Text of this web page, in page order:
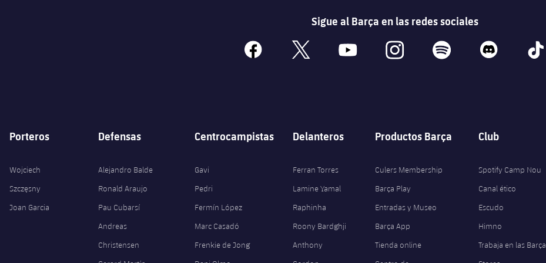
Sigue al Barça en las redes sociales
facebook x youtube instagram spotify discord tiktok
Porteros
Wojciech
Szczęsny
Joan Garcia
Defensas
Alejandro Balde
Ronald Araujo
Pau Cubarsí
Andreas
Christensen
Centrocampistas
Gavi
Pedri
Fermín López
Marc Casadó
Frenkie de Jong
Delanteros
Ferran Torres
Lamine Yamal
Raphinha
Roony Bardghji
Anthony
Productos Barça
Culers Membership
Barça Play
Entradas y Museo
Barça App
Tienda online
Club
Spotify Camp Nou
Canal ético
Escudo
Himno
Trabaja en las Barça